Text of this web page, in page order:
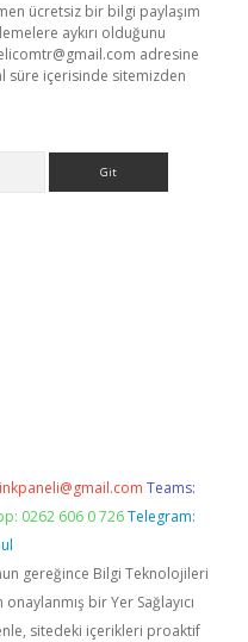
ücretsiz bir bilgi paylaşım
aykırı olduğunu
adresine
süre içerisinde sitemizden
Teams:
0262 606 0 726 Telegram:
gereğince Bilgi Teknolojileri
bir Yer Sağlayıcı
sitedeki içerikleri proaktif